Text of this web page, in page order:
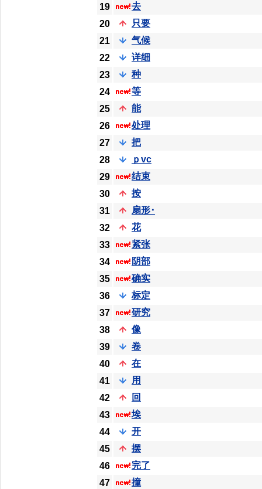
19
去
20
只要
21
气候
22
详细
23
种
24
等
25
能
26
处理
27
把
28
ｐvc
29
结束
30
按
31
扇形･
32
花
33
紧张
34
阴部
35
确实
36
标定
37
研究
38
像
39
卷
40
在
41
用
42
回
43
埃
44
开
45
摆
46
完了
47
撞